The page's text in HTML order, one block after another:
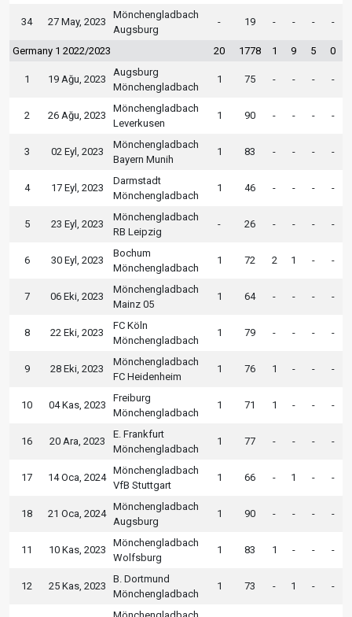
34 27 May, 2023
Mönchengladbach
Augsburg
- 19 - - - -
Germany 1 2022/2023 20 1778 1 9 5 0
1 19 Ağu, 2023
Augsburg
Mönchengladbach
1 75 - - - -
2 26 Ağu, 2023
Mönchengladbach
Leverkusen
1 90 - - - -
3 02 Eyl, 2023
Mönchengladbach
Bayern Munih
1 83 - - - -
4 17 Eyl, 2023
Darmstadt
Mönchengladbach
1 46 - - - -
5 23 Eyl, 2023
Mönchengladbach
RB Leipzig
- 26 - - - -
6 30 Eyl, 2023
Bochum
Mönchengladbach
1 72 2 1 - -
7 06 Eki, 2023
Mönchengladbach
Mainz 05
1 64 - - - -
8 22 Eki, 2023
FC Köln
Mönchengladbach
1 79 - - - -
9 28 Eki, 2023
Mönchengladbach
FC Heidenheim
1 76 1 - - -
10 04 Kas, 2023
Freiburg
Mönchengladbach
1 71 1 - - -
16 20 Ara, 2023
E. Frankfurt
Mönchengladbach
1 77 - - - -
17 14 Oca, 2024
Mönchengladbach
VfB Stuttgart
1 66 - 1 - -
18 21 Oca, 2024
Mönchengladbach
Augsburg
1 90 - - - -
11 10 Kas, 2023
Mönchengladbach
Wolfsburg
1 83 1 - - -
12 25 Kas, 2023
B. Dortmund
Mönchengladbach
1 73 - 1 - -